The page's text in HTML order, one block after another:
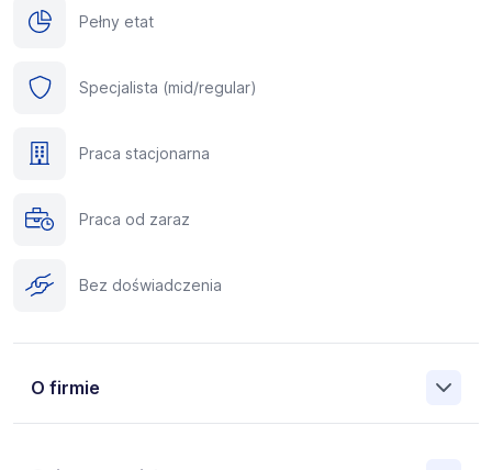
Pełny etat
Specjalista (mid/regular)
Praca stacjonarna
Praca od zaraz
Bez doświadczenia
O firmie